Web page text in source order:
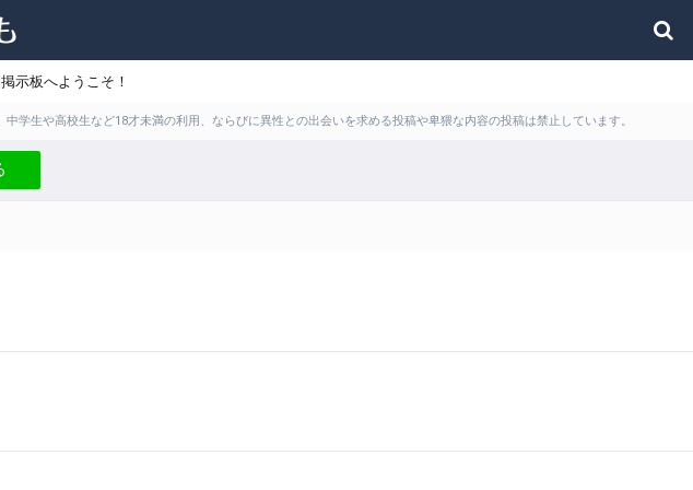
示板へようこそ！
生や高校生など18才未満の利用、ならびに異性との出会いを求める投稿や卑猥な内容の投稿は禁止しています。